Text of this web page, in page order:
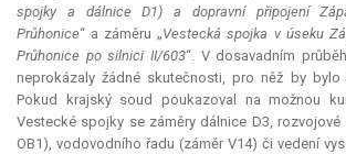
spojky a dálnice D1) a dopravní připojení
Průhonice“ a záměru „Vestecká spojka v úseku
Průhonice po silnici II/603“. V dosavadním
neprokázaly žádné skutečnosti, pro něž by bylo
Pokud krajský soud poukazoval na možnou
Vestecké spojky se záměry dálnice D3, rozvojové
OB1), vodovodního řadu (záměr V14) či vedení